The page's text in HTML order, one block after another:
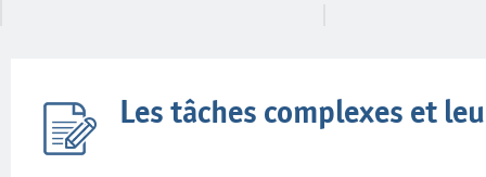
Les tâches complexes et